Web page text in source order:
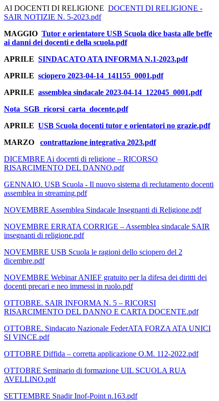
AI DOCENTI DI RELIGIONE DOCENTI DI RELIGIONE -
SAIR NOTIZIE N. 5-2023.pdf
MAGGIO Tutor e orientatore USB Scuola dice basta alle beffe
ai danni dei docenti e della scuola.pdf
APRILE SINDACATO ATA INFORMA N.1-2023.pdf
APRILE sciopero 2023-04-14_141155_0001.pdf
APRILE assemblea sindacale 2023-04-14_122045_0001.pdf
Nota_SGB_ricorsi_carta_docente.pdf
APRILE USB Scuola docenti tutor e orientatori no grazie.pdf
MARZO contrattazione integrativa 2023.pdf
DICEMBRE Ai docenti di religione – RICORSO
RISARCIMENTO DEL DANNO.pdf
GENNAIO. USB Scuola - Il nuovo sistema di reclutamento docenti
assemblea in streaming.pdf
NOVEMBRE Assemblea Sindacale Insegnanti di Religione.pdf
NOVEMBRE ERRATA CORRIGE – Assemblea sindacale SAIR
insegnanti di religione.pdf
NOVEMBRE USB Scuola le ragioni dello sciopero del 2
dicembre.pdf
NOVEMBRE Webinar ANIEF gratuito per la difesa dei diritti dei
docenti precari e neo immessi in ruolo.pdf
OTTOBRE. SAIR INFORMA N. 5 – RICORSI
RISARCIMENTO DEL DANNO E CARTA DOCENTE.pdf
OTTOBRE. Sindacato Nazionale FederATA FORZA ATA UNICI
SI VINCE.pdf
OTTOBRE Diffida – corretta applicazione O.M. 112-2022.pdf
OTTOBRE Seminario di formazione UIL SCUOLA RUA
AVELLINO.pdf
SETTEMBRE Snadir Inof-Point n.163.pdf